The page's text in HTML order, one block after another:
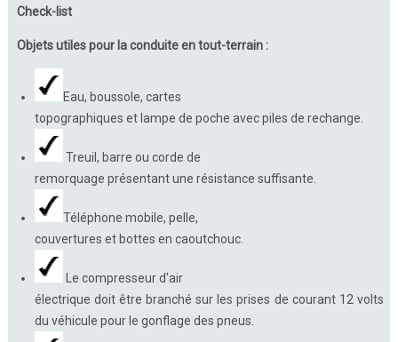
Check-list
Objets utiles pour la conduite en tout-terrain :
Eau, boussole, cartes
topographiques et lampe de poche avec piles de rechange.
Treuil, barre ou corde de
remorquage présentant une résistance suffisante.
Téléphone mobile, pelle,
couvertures et bottes en caoutchouc.
Le compresseur d'air
électrique doit être branché sur les prises de courant 12 volts
du véhicule pour le gonflage des pneus.